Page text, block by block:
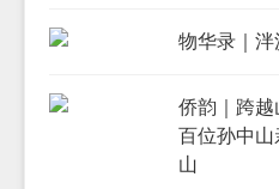
物华录｜
侨韵｜跨越
百位孙中山
山